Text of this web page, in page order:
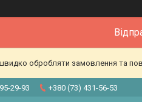
обробляти замовлення та
29-93 +380 (73) 431-56-53